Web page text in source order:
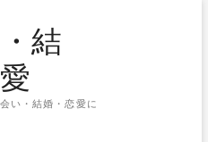
結
い・結婚・恋愛に